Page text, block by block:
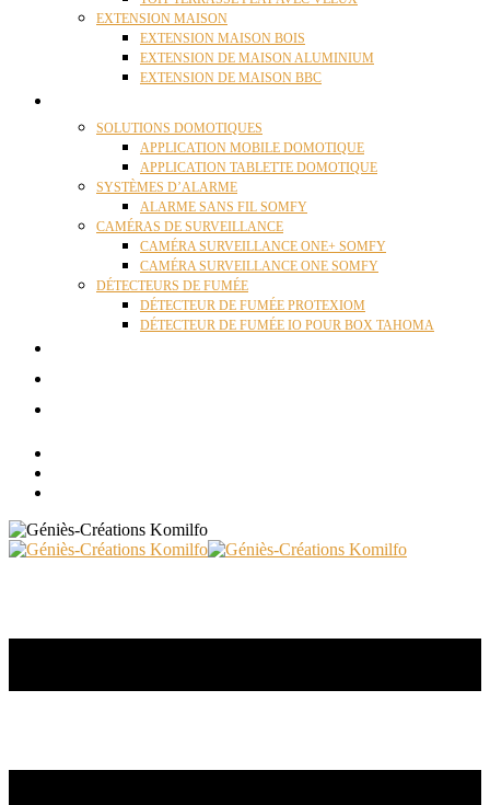
EXTENSION MAISON
EXTENSION MAISON BOIS
EXTENSION DE MAISON ALUMINIUM
EXTENSION DE MAISON BBC
SOLUTIONS DOMOTIQUES
APPLICATION MOBILE DOMOTIQUE
APPLICATION TABLETTE DOMOTIQUE
SYSTÈMES D’ALARME
ALARME SANS FIL SOMFY
CAMÉRAS DE SURVEILLANCE
CAMÉRA SURVEILLANCE ONE+ SOMFY
CAMÉRA SURVEILLANCE ONE SOMFY
DÉTECTEURS DE FUMÉE
DÉTECTEUR DE FUMÉE PROTEXIOM
DÉTECTEUR DE FUMÉE IO POUR BOX TAHOMA